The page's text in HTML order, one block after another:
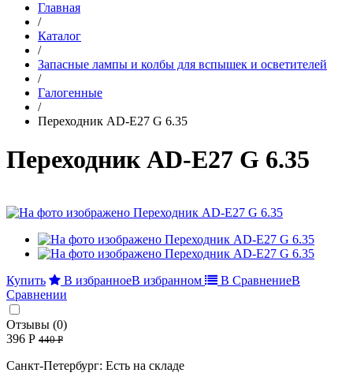
Главная
/
Каталог
/
Запасные лампы и колбы для вспышек и осветителей
/
Галогенные
/
Переходник AD-E27 G 6.35
Переходник AD-E27 G 6.35
Купить В избранноеВ избранном В СравнениеВ
Сравнении
Отзывы (0)
396 Р 440 Р
Санкт-Петербург: Есть на складе